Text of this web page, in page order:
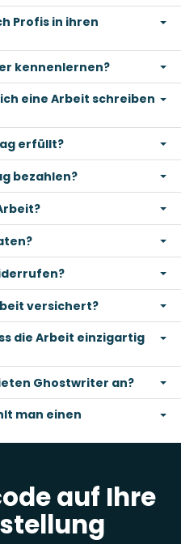
Profis in ihren
kennenlernen?
eine Arbeit schreiben
erfüllt?
bezahlen?
versichert?
die Arbeit einzigartig
Ghostwriter an?
man einen
auf Ihre